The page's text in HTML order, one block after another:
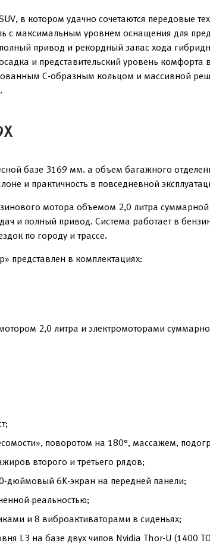
в котором удачно сочетаются передовые
с максимальным уровнем оснащения для
привод и рекордный запас хода
и представительский уровень
C-образным кольцом и массивной
базе 3169 мм. а объем багажного
и практичность в повседневной
мотора объемом 2,0 литра
и полный привод. Система работает в
по городу и трассе.
представлен в комплектациях:
2,0 литра и электромоторами
поворотом на 180°, массажем,
второго и третьего рядов;
дюймовый 6K-экран на передней панели;
реальностью;
и 8 виброактиваторами в сиденьях;
L3 на базе двух чипов Nvidia Thor-U (1400